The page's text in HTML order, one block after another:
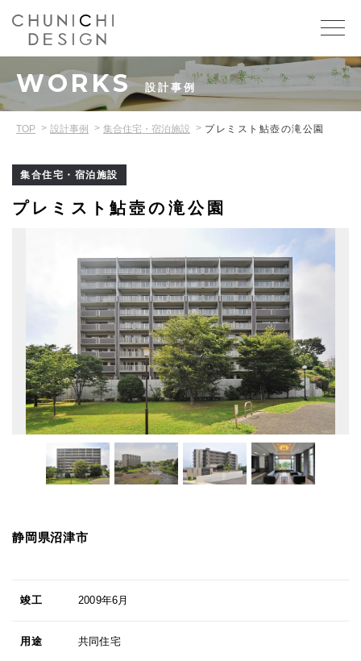
WORKS 設計事例
TOP 設計事例 集合住宅・宿泊施設 プレミスト鮎壺の滝公園
集合住宅・宿泊施設
プレミスト鮎壺の滝公園
静岡県沼津市
竣工 2009年6月
用途 共同住宅